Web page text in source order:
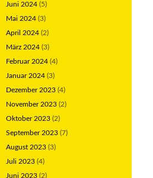
Juni 2024 (5)
Mai 2024 (3)
April 2024 (2)
März 2024 (3)
Februar 2024 (4)
Januar 2024 (3)
Dezember 2023 (4)
November 2023 (2)
Oktober 2023 (2)
September 2023 (7)
August 2023 (3)
Juli 2023 (4)
Juni 2023 (2)